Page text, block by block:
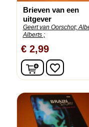
Brieven van een
uitgever
Geert van Oorschot;
Alberts ;
€ 2,99
Infavorite_border